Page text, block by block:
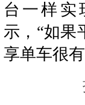
台一样实
示，“如果
享单车很